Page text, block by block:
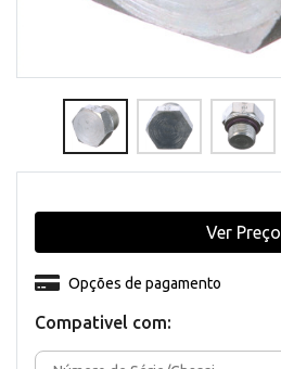
Compativel com:
Opções de pagamento
Ver Preço